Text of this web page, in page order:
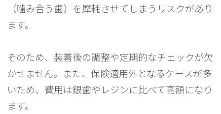
（噛み合う歯）を摩耗させてしまうリスクがあり
ます。
そのため、装着後の調整や定期的なチェックが欠
かせません。また、保険適用外となるケースが多
いため、費用は銀歯やレジンに比べて高額になり
ます。